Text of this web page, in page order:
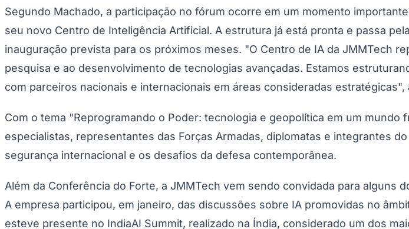
Segundo Machado, a participação no fórum ocorre em um momento
seu novo Centro de Inteligência Artificial. A estrutura já está pronta e passa
inauguração prevista para os próximos meses. "O Centro de IA da JMMTech
pesquisa e ao desenvolvimento de tecnologias avançadas. Estamos
com parceiros nacionais e internacionais em áreas consideradas estratégicas",
Com o tema "Reprogramando o Poder: tecnologia e geopolítica em um
especialistas, representantes das Forças Armadas, diplomatas e integrantes
segurança internacional e os desafios da defesa contemporânea.
Além da Conferência do Forte, a JMMTech vem sendo convidada para
A empresa participou, em janeiro, das discussões sobre IA promovidas no
esteve presente no IndiaAI Summit, realizado na Índia, considerado um dos